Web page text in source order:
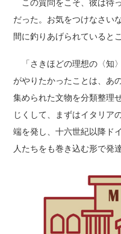
この質問をこそ、彼は待
だった。お気をつけなさい
間に釣りあげられていると
「さきほどの理想の〈知
がやりたかったことは、あ
集められた文物を分類整理
じくして、まずはイタリア
端を発し、十六世紀以降ド
人たちをも巻き込む形で発